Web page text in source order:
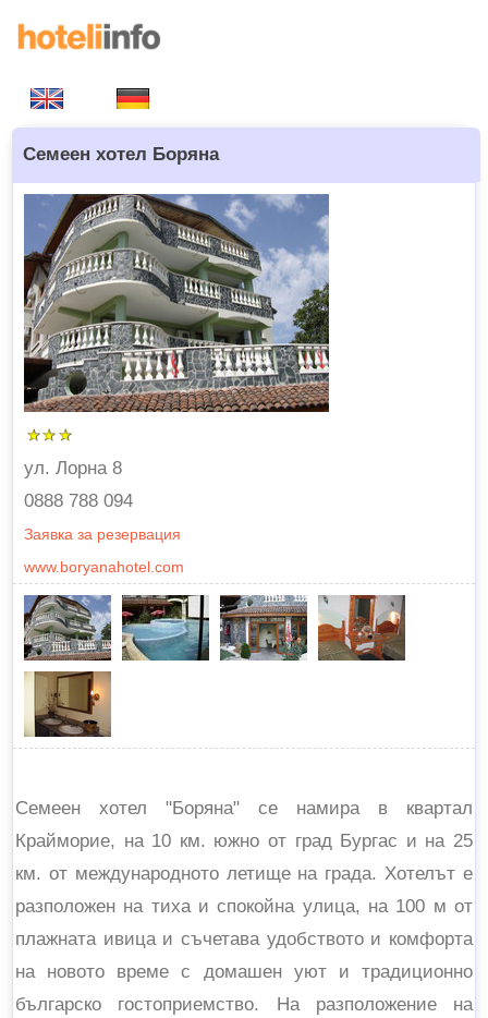
Семеен хотел Боряна
ул. Лорна 8
0888 788 094
Заявка за резервация
www.boryanahotel.com
Семеен хотел "Боряна" се намира в квартал
Крайморие, на 10 км. южно от град Бургас и на 25
км. от международното летище на града. Хотелът е
разположен на тиха и спокойна улица, на 100 м от
плажната ивица и съчетава удобството и комфорта
на новото време с домашен уют и традиционно
българско гостоприемство. На разположение на